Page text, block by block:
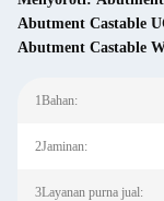
Abutment Castable
Abutment Castable
1Bahan:
2Jaminan:
3Layanan purna jual: